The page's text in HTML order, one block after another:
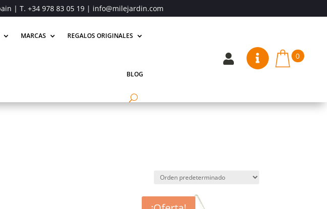
| T. +34 978 83 05 19| info@milejardin.com
MARCAS REGALOS ORIGINALES
BLOG
  0